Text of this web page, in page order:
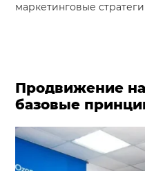
маркетинговые
Продвижение
базовые